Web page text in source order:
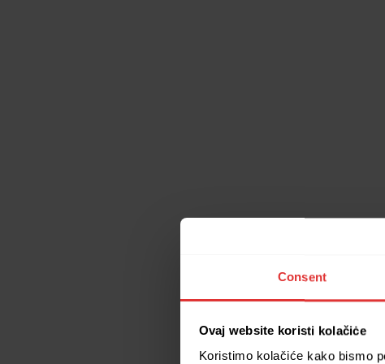
Consent
Ovaj website koristi kolačiċe
Koristimo kolačiće kako bismo